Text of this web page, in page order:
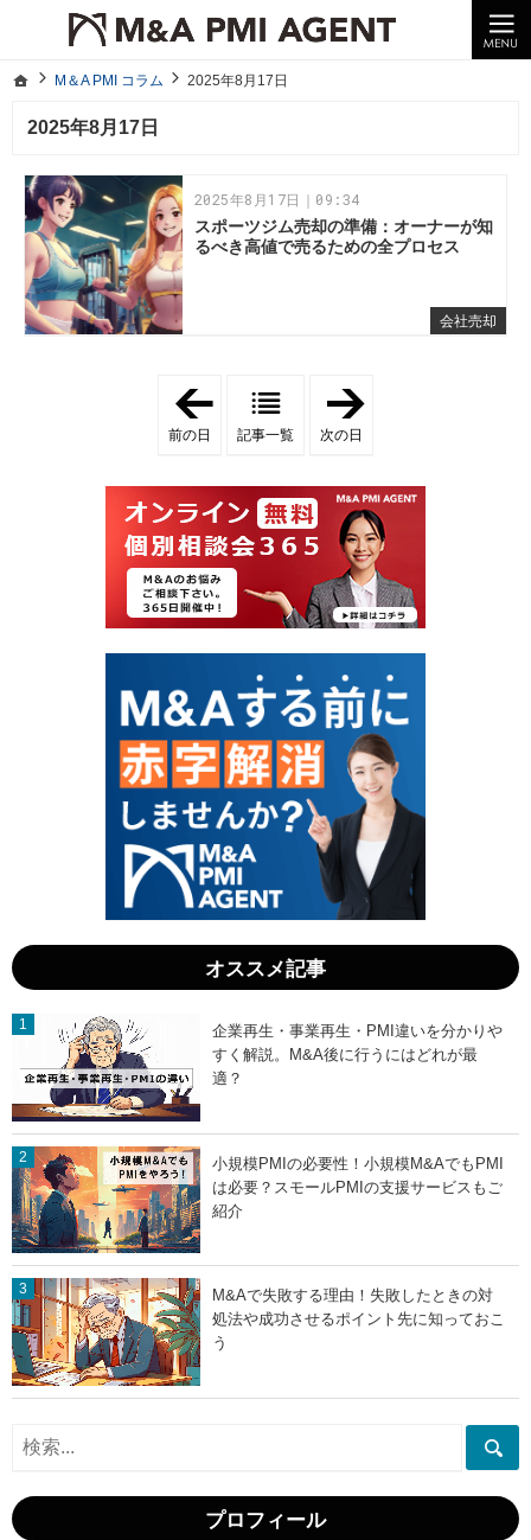
ホームM＆A PMI コラム 2025年8月17日
2025年8月17日
10年以上の経験。企業の経営統合や売却はM＆A PMI AGENTへ。
M＆A PMI コラム｜M＆A・PMI・事業承継のポイントや成功事例をわかりやすくご紹介
会社売却
2025年8月17日｜09:34
スポーツジム売却の準備：オーナーが知
るべき高値で売るための全プロセス
8
月
6
日
」
前の日 記事一覧
8
月
1
8
日
」
次の日
オススメ記事
企業再生・事業再生・PMI違いを分かりや
すく解説。M&A後に行うにはどれが最
適？
小規模PMIの必要性！小規模M&AでもPMI
は必要？スモールPMIの支援サービスもご
紹介
M&Aで失敗する理由！失敗したときの対
処法や成功させるポイント先に知っておこ
う
プロフィール
ホームM＆A PMI コラム 2025年8月17日